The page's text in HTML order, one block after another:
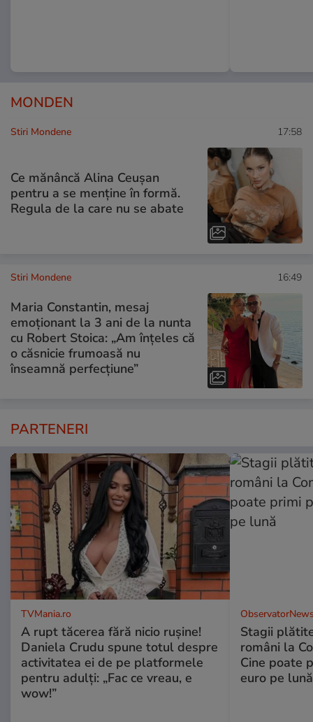
MONDEN
Stiri Mondene 17:58
Ce mănâncă Alina Ceușan
pentru a se menține în formă.
Regula de la care nu se abate
Stiri Mondene 16:49
Maria Constantin, mesaj
emoționant la 3 ani de la nunta
cu Robert Stoica: „Am înțeles că
o căsnicie frumoasă nu
înseamnă perfecțiune”
PARTENERI
TVMania.ro
A rupt tăcerea fără nicio rușine!
Daniela Crudu spune totul despre
activitatea ei de pe platformele
pentru adulți: „Fac ce vreau, e
wow!”
Stagii
români la
Cine poate
euro pe lună